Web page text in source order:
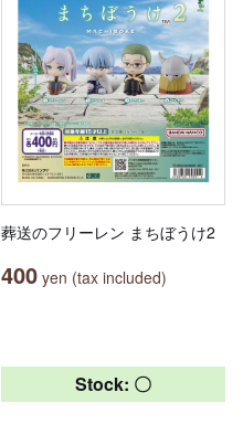
葬送のフリーレン まちぼうけ2
400 yen (tax included)
Stock: 〇